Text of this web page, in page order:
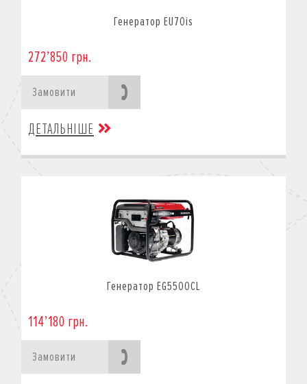
Генератор EU70is
272’850 грн.
Замовити
ДЕТАЛЬНІШЕ
Генератор EG5500CL
114’180 грн.
Замовити